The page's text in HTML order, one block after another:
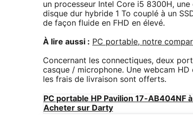
un processeur Intel Core i5 8300H,
disque dur hybride 1 To couplé à un
de façon fluide en FHD en élevé.
À lire aussi : PC portable, notre
Concernant les connectiques, deux
casque / microphone. Une webcam
les frais de livraison sont offerts.
PC portable HP Pavilion 17-AB404NF
Acheter sur Darty